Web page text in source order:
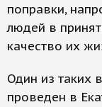
поправки,
людей в
качество их
Один из таких
проведен в